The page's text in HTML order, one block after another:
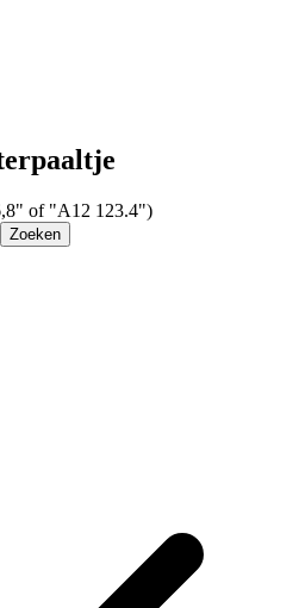
of "A12 123.4")
Zoeken